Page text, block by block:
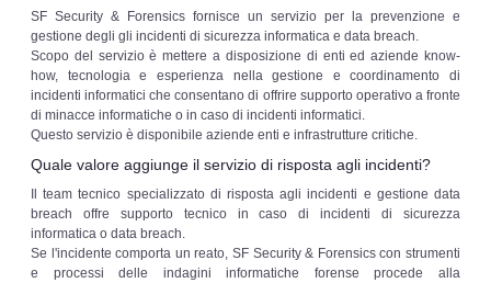
SF Security & Forensics fornisce un servizio per la prevenzione e
gestione degli gli incidenti di sicurezza informatica e data breach.
Scopo del servizio è mettere a disposizione di enti ed aziende know-
how, tecnologia e esperienza nella gestione e coordinamento di
incidenti informatici che consentano di offrire supporto operativo a fronte
di minacce informatiche o in caso di incidenti informatici.
Questo servizio è disponibile aziende enti e infrastrutture critiche.
Quale valore aggiunge il servizio di risposta agli incidenti?
Il team tecnico specializzato di risposta agli incidenti e gestione data
breach offre supporto tecnico in caso di incidenti di sicurezza
informatica o data breach.
Se l'incidente comporta un reato, SF Security & Forensics con strumenti
e processi delle indagini informatiche forense procede alla